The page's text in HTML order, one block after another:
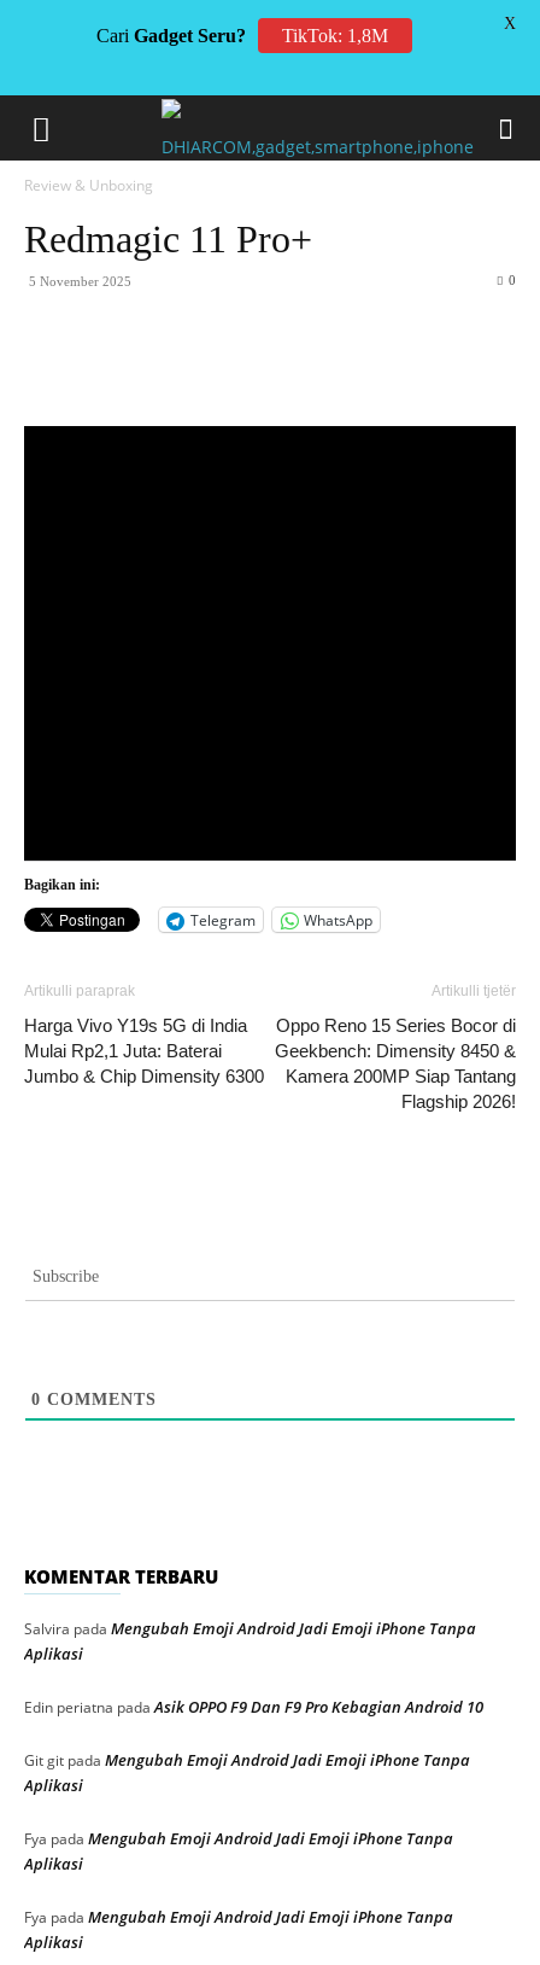
Review & Unboxing
Redmagic 11 Pro+
5 November 2025 0
Bagikan ini:
Telegram WhatsApp
Artikulli paraprak
Harga Vivo Y19s 5G di India
Mulai Rp2,1 Juta: Baterai
Jumbo & Chip Dimensity 6300
Artikulli tjetër
Oppo Reno 15 Series Bocor di
Geekbench: Dimensity 8450 &
Kamera 200MP Siap Tantang
Flagship 2026!
Subscribe
0 COMMENTS
KOMENTAR TERBARU
Salvira pada Mengubah Emoji Android Jadi Emoji iPhone Tanpa
Aplikasi
Edin periatna padaAsik OPPO F9 Dan F9 Pro Kebagian Android 10
Git git pada Mengubah Emoji Android Jadi Emoji iPhone Tanpa
Aplikasi
Fya pada Mengubah Emoji Android Jadi Emoji iPhone Tanpa
Aplikasi
Fya pada Mengubah Emoji Android Jadi Emoji iPhone Tanpa
Aplikasi
Cari Gadget Seru? TikTok: 1,8M
X